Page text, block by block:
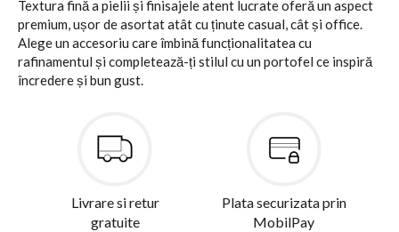
Textura fină a pielii și finisajele atent lucrate oferă un aspect
premium, ușor de asortat atât cu ținute casual, cât și office.
Alege un accesoriu care îmbină funcționalitatea cu
rafinamentul și completează-ți stilul cu un portofel ce inspiră
încredere și bun gust.
Livrare si retur
gratuite
Plata securizata prin
MobilPay